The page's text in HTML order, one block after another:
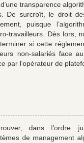
transparence
De surcroît, le droit
puisque
travailleurs. Dès lors,
si cette
non-salariés face
par l’opérateur de
dans l’ordre
de management